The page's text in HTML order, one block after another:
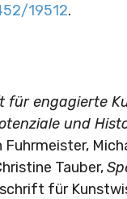
19512.
für engagierte
und
Tauber,
für